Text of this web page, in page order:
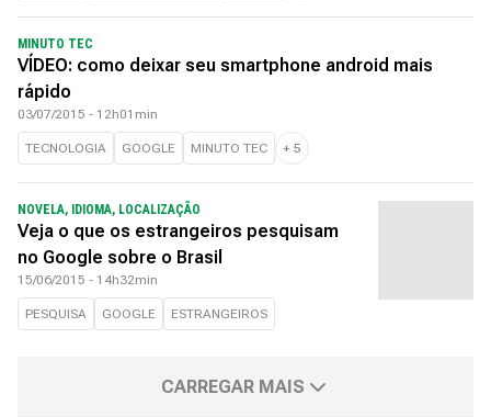
MINUTO TEC
VÍDEO: como deixar seu smartphone android mais
rápido
03/07/2015 - 12h01min
TECNOLOGIA GOOGLE MINUTO TEC + 5
NOVELA, IDIOMA, LOCALIZAÇÃO
Veja o que os estrangeiros pesquisam
no Google sobre o Brasil
15/06/2015 - 14h32min
PESQUISA GOOGLE ESTRANGEIROS
CARREGAR MAIS